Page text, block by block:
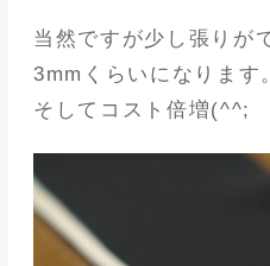
当然ですが少し張りが
3mmくらいになります
そしてコスト倍増(^^;